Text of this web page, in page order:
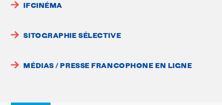
IFCINÉMA
SITOGRAPHIE SÉLECTIVE
MÉDIAS / PRESSE FRANCOPHONE EN LIGNE